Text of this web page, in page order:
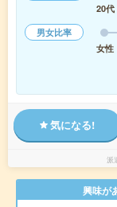
20代
男女比率
女性
気になる!
派
興味が